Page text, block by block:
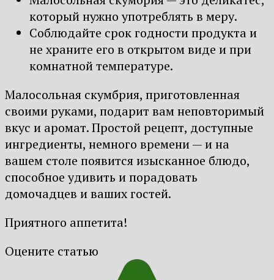
который нужно употреблять в меру.
Соблюдайте срок годности продукта и
не храните его в открытом виде и при
комнатной температуре.
Малосольная скумбрия, приготовленная
своими руками, подарит вам неповторимый
вкус и аромат. Простой рецепт, доступные
ингредиенты, немного времени — и на
вашем столе появится изысканное блюдо,
способное удивить и порадовать
домочадцев и ваших гостей.
Приятного аппетита!
Оцените статью